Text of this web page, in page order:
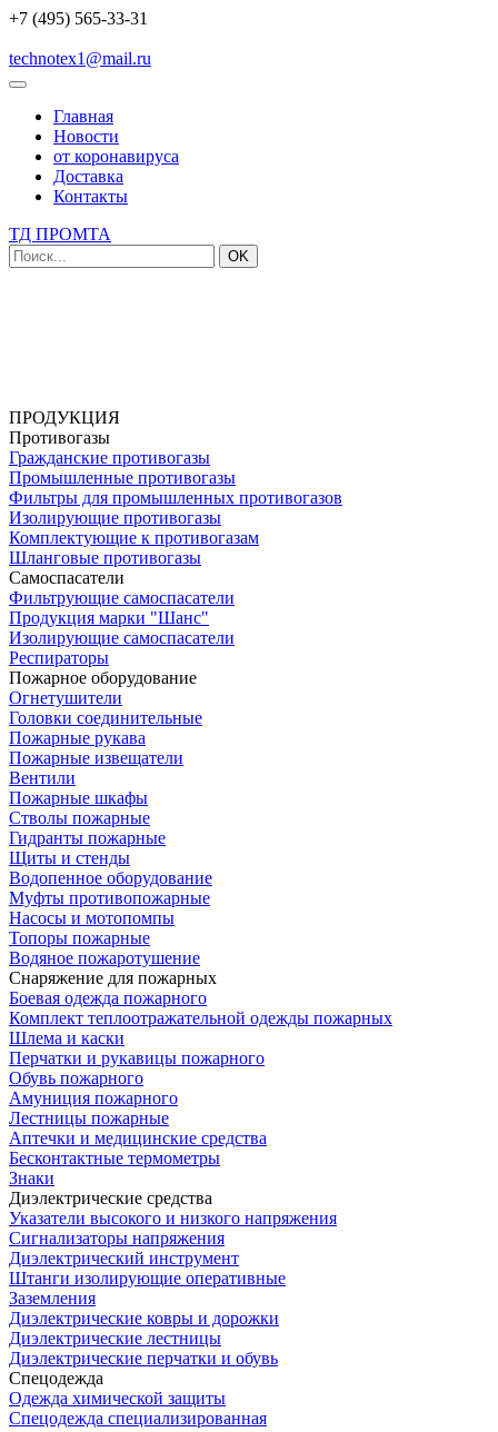
+7 (495) 565-33-31
technotex1@mail.ru
Главная
Новости
от коронавируса
Доставка
Контакты
ТД ПРОМТА
OK
ПРОДУКЦИЯ
Противогазы
Гражданские противогазы
Промышленные противогазы
Фильтры для промышленных противогазов
Изолирующие противогазы
Комплектующие к противогазам
Шланговые противогазы
Самоспасатели
Фильтрующие самоспасатели
Продукция марки "Шанс"
Изолирующие самоспасатели
Респираторы
Пожарное оборудование
Огнетушители
Головки соединительные
Пожарные рукава
Пожарные извещатели
Вентили
Пожарные шкафы
Стволы пожарные
Гидранты пожарные
Щиты и стенды
Водопенное оборудование
Муфты противопожарные
Насосы и мотопомпы
Топоры пожарные
Водяное пожаротушение
Снаряжение для пожарных
Боевая одежда пожарного
Комплект теплоотражательной одежды пожарных
Шлема и каски
Перчатки и рукавицы пожарного
Обувь пожарного
Амуниция пожарного
Лестницы пожарные
Аптечки и медицинские средства
Бесконтактные термометры
Знаки
Диэлектрические средства
Указатели высокого и низкого напряжения
Сигнализаторы напряжения
Диэлектрический инструмент
Штанги изолирующие оперативные
Заземления
Диэлектрические ковры и дорожки
Диэлектрические лестницы
Диэлектрические перчатки и обувь
Спецодежда
Одежда химической защиты
Спецодежда специализированная